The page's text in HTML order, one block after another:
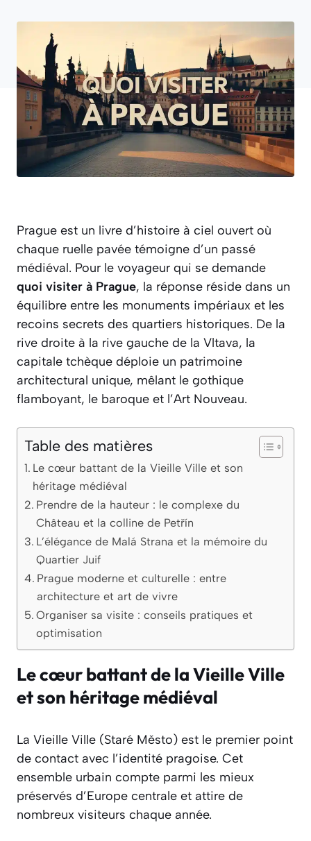
Prague est un livre d’histoire à ciel ouvert où
chaque ruelle pavée témoigne d’un passé
médiéval. Pour le voyageur qui se demande
quoi visiter à Prague, la réponse réside dans un
équilibre entre les monuments impériaux et les
recoins secrets des quartiers historiques. De la
rive droite à la rive gauche de la Vltava, la
capitale tchèque déploie un patrimoine
architectural unique, mêlant le gothique
flamboyant, le baroque et l’Art Nouveau.
Table des matières
Le cœur battant de la Vieille Ville et son
héritage médiéval
Prendre de la hauteur : le complexe du
Château et la colline de Petřín
L’élégance de Malá Strana et la mémoire du
Quartier Juif
Prague moderne et culturelle : entre
architecture et art de vivre
Organiser sa visite : conseils pratiques et
optimisation
Le cœur battant de la Vieille Ville
et son héritage médiéval
La Vieille Ville (Staré Město) est le premier point
de contact avec l’identité pragoise. Cet
ensemble urbain compte parmi les mieux
préservés d’Europe centrale et attire de
nombreux visiteurs chaque année.